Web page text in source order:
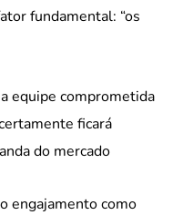
fundamental: “os
equipe comprometida
ficará
do mercado
engajamento como